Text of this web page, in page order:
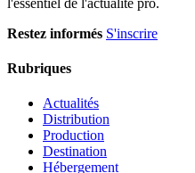
l'essentiel de l'actualité pro.
Restez informés S'inscrire
Rubriques
Actualités
Distribution
Production
Destination
Hébergement